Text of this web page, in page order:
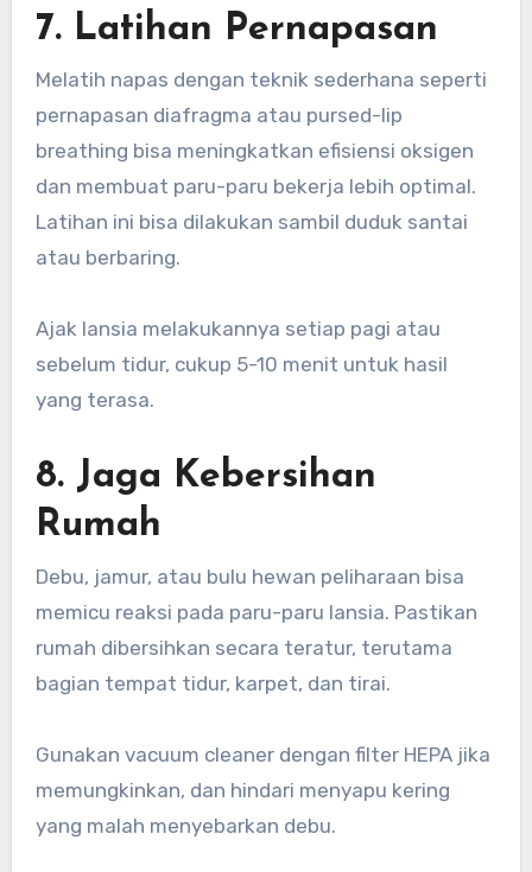
7. Latihan Pernapasan
Melatih napas dengan teknik sederhana seperti
pernapasan diafragma atau pursed-lip
breathing bisa meningkatkan efisiensi oksigen
dan membuat paru-paru bekerja lebih optimal.
Latihan ini bisa dilakukan sambil duduk santai
atau berbaring.
Ajak lansia melakukannya setiap pagi atau
sebelum tidur, cukup 5-10 menit untuk hasil
yang terasa.
8. Jaga Kebersihan
Rumah
Debu, jamur, atau bulu hewan peliharaan bisa
memicu reaksi pada paru-paru lansia. Pastikan
rumah dibersihkan secara teratur, terutama
bagian tempat tidur, karpet, dan tirai.
Gunakan vacuum cleaner dengan filter HEPA jika
memungkinkan, dan hindari menyapu kering
yang malah menyebarkan debu.